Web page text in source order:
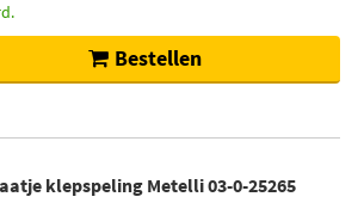
Bestellen
klepspeling Metelli 03-0-25265